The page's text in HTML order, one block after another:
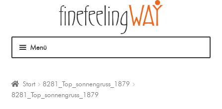
Menü
Mein Angebot
Start
8281_Top_sonnengruss_1879
8281_Top_sonnengruss_1879